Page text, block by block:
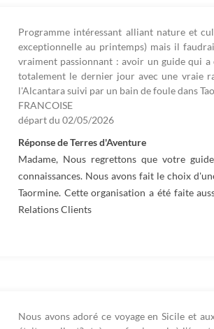
Programme intéressant alliant nature et
exceptionnelle au printemps) mais il
vraiment passionnant : avoir un guide qui
totalement le dernier jour avec une vraie
l'Alcantara suivi par un bain de foule dans
FRANCOISE
départ du 02/05/2026
Réponse de Terres d'Aventure
Madame, Nous regrettons que votre
connaissances. Nous avons fait le choix
Taormine. Cette organisation a été faite
Relations Clients
Nous avons adoré ce voyage en Sicile et